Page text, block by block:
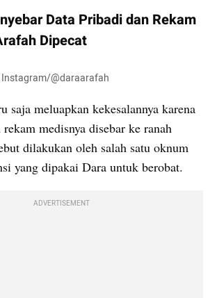
Data Pribadi dan Rekam
Dipecat
@daraarafah
saja meluapkan kekesalannya karena
medisnya disebar ke ranah
dilakukan oleh salah satu oknum
yang dipakai Dara untuk berobat.
ADVERTISEMENT